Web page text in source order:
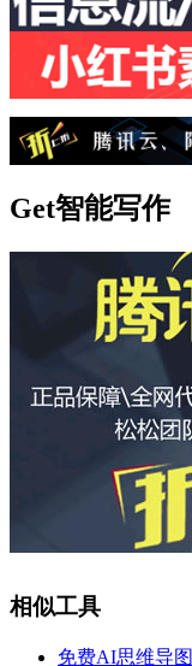
Get智能写作
相似工具
免费AI思维导图